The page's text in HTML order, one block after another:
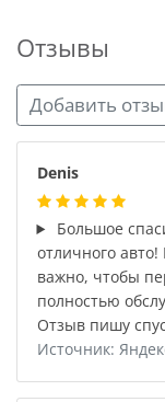
Отзывы
Добавить
Denis
Большое
отличного
важно, чтобы
полностью
Отзыв пишу
Источник: